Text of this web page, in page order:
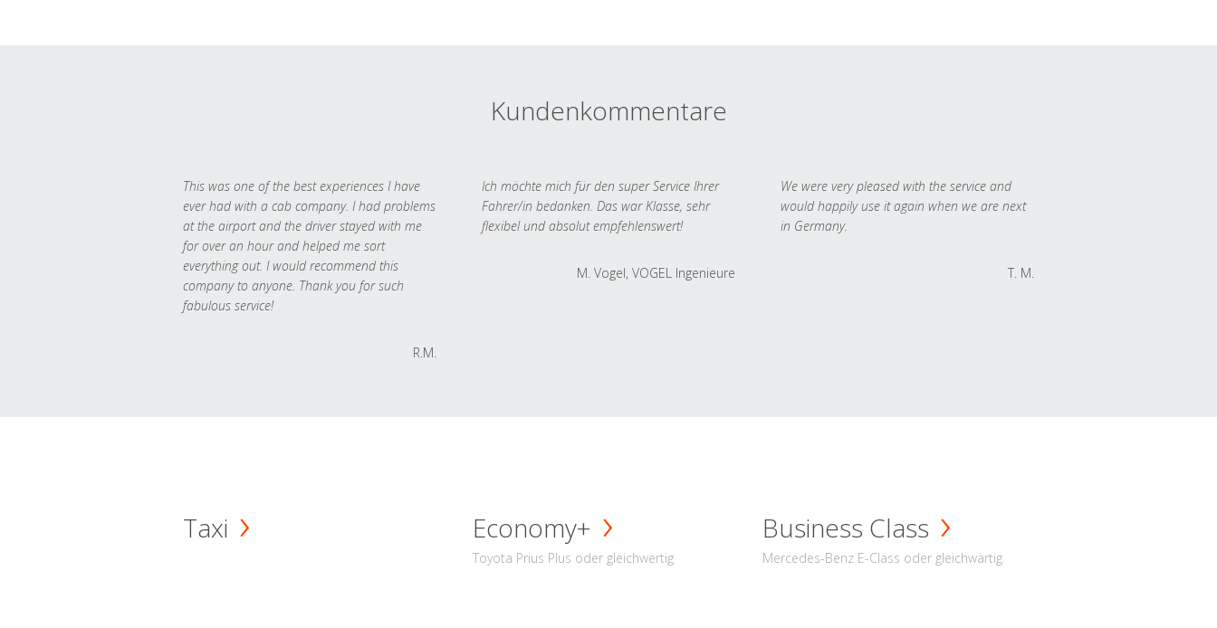
Kundenkommentare
This was one of the best experiences I have
ever had with a cab company. I had problems
at the airport and the driver stayed with me
for over an hour and helped me sort
everything out. I would recommend this
company to anyone. Thank you for such
fabulous service!
R.M.
Ich möchte mich für den super Service Ihrer
Fahrer/in bedanken. Das war Klasse, sehr
flexibel und absolut empfehlenswert!
M. Vogel, VOGEL Ingenieure
We were very pleased with the service and
would happily use it again when we are next
in Germany.
T. M.
Taxi Economy+
Toyota Prius Plus oder gleichwertig
Business Class
Mercedes-Benz E-Class oder gleichwärtig